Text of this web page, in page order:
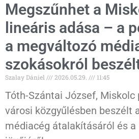
Megszűnhet a
lineáris adása – a
a megváltozó
szokásokról
Szalay Dániel 2026.05.29. 11:45
Tóth-Szántai József, Miskolc
városi közgyűlésben beszélt
médiacég átalakításáról és a